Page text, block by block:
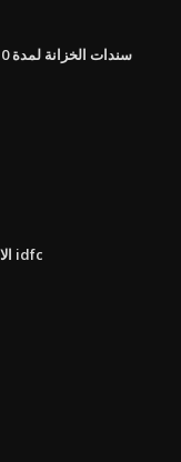
سندات الخزانة لمدة 10 سنوات مقابل سعر الفائدة على الأموال الفيدرالية
الاستثمار عبر الإنترنت في صندوق الاستثمار المشترك idfc